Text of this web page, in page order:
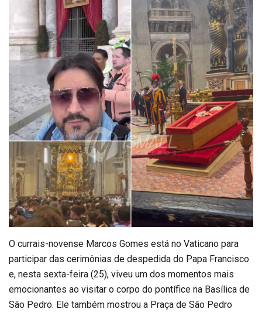
O currais-novense Marcos Gomes está no Vaticano para
participar das cerimônias de despedida do Papa Francisco
e, nesta sexta-feira (25), viveu um dos momentos mais
emocionantes ao visitar o corpo do pontífice na Basílica de
São Pedro. Ele também mostrou a Praça de São Pedro